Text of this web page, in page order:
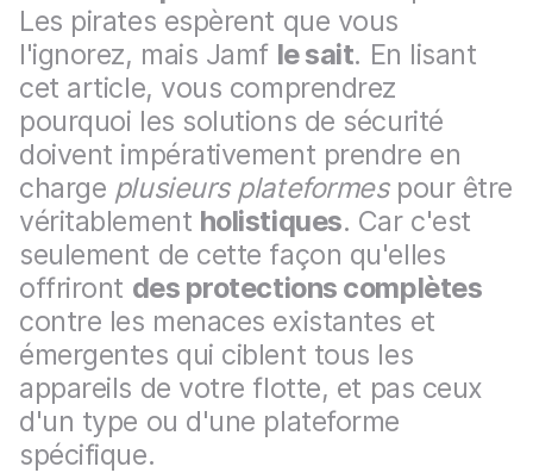
a
l
Les pirates espèrent que vous
l'ignorez, mais Jamf le sait. En lisant
cet article, vous comprendrez
pourquoi les solutions de sécurité
doivent impérativement prendre en
charge plusieurs plateformespour être
véritablement holistiques. Car c'est
seulement de cette façon qu'elles
offriront des protections complètes
contre les menaces existantes et
émergentes qui ciblent tous les
appareils de votre flotte, et pas ceux
d'un type ou d'une plateforme
spécifique.